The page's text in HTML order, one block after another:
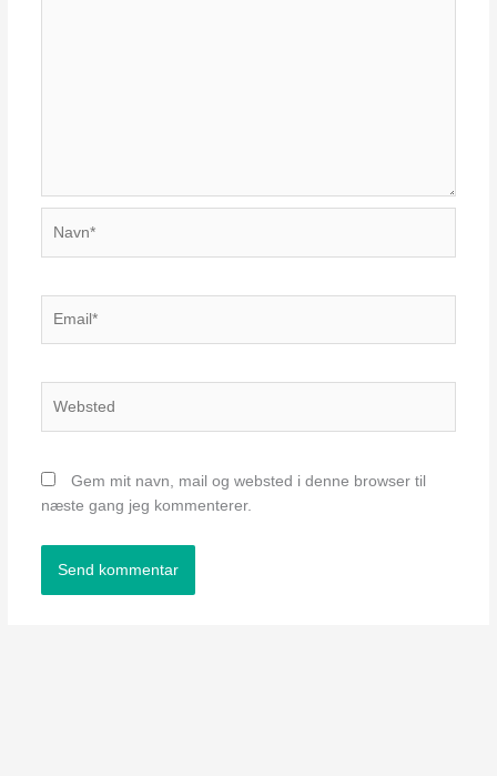
Gem mit navn, mail og websted i denne browser til
næste gang jeg kommenterer.